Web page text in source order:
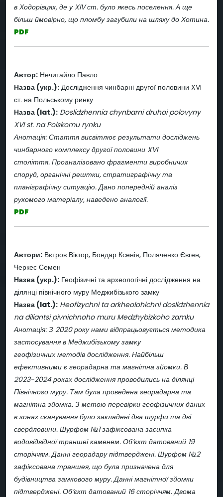
в Ходорівцях, де у XIV ст. було якесь поселення. А ще
більш ймовірно, що пломбу загубили на шляху до Хотина.
PDF
Автор: Нечитайло Павло
Назва (укр.): Дослідження чинбарні другої половини XVI
ст. на Польському ринку
Назва (lat.): Doslidzhennia chynbarni druhoi polovyny
XVI st. na Polskomu rynku
Анотація: Стаття висвітлює результати досліджень
чинбарного комплексу другої половини XVI
століття. Проаналізовано фрагменти виробничих
споруд, органічні рештки, стратиграфічну та
планіграфічну ситуацію. Дано попередній аналіз
рухомого матеріалу, наведено аналогії.
PDF
Автори: Вєтров Віктор, Бондар Ксенія, Поляченко Євген,
Черкес Семен
Назва (укр.): Геофізичні та археологічні дослідження на
ділянці північного муру Меджибізького замку
Назва (lat.): Heofizychni ta arkheolohichni doslidzhennia
na diliantsi pivnichnoho muru Medzhybizkoho zamku
Анотація: З 2020 року нами відпрацьовується методика
застосування в Меджибізькому замку
геофізичних методів дослідження. Найбільш
ефективними є георадарна та магнітна зйомки. В
2023-2024 роках дослідження проводились на ділянці
Північного муру. Там була проведена георадарна та
магнітна зйомка. З метою перевірки геофізичних даних
в зонах сканування було закладені два шурфи та дві
свердловини. Шурфом №1 зафіксована засипка
водовідвідної траншеї каменем. Об’єкт датований 19
сторіччям. Данні георадару підтверджені. Шурфом №2
зафіксована траншея, що була призначена для
будівництва замкового муру. Данні магнітної зйомки
підтверджені. Об’єкт датований 16 сторіччям. Двома